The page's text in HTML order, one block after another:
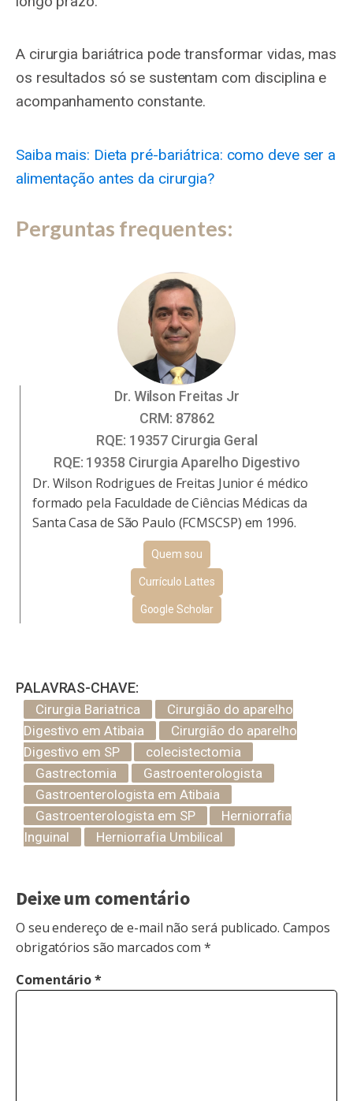
A cirurgia bariátrica pode transformar vidas, mas
os resultados só se sustentam com disciplina e
acompanhamento constante.
Saiba mais: Dieta pré-bariátrica: como deve ser a
alimentação antes da cirurgia?
Perguntas frequentes:
Dr. Wilson Freitas Jr
CRM: 87862
RQE: 19357 Cirurgia Geral
RQE: 19358 Cirurgia Aparelho Digestivo
Dr. Wilson Rodrigues de Freitas Junior é médico
formado pela Faculdade de Ciências Médicas da
Santa Casa de São Paulo (FCMSCSP) em 1996.
Quem sou
Currículo Lattes
Google Scholar
PALAVRAS-CHAVE:
Cirurgia Bariatrica
Cirurgião do aparelho
Digestivo em Atibaia
Cirurgião do aparelho
Digestivo em SP
colecistectomia
Gastrectomia
Gastroenterologista
Gastroenterologista em Atibaia
Gastroenterologista em SP
Herniorrafia
Inguinal
Herniorrafia Umbilical
Deixe um comentário
O seu endereço de e-mail não será publicado. Campos
obrigatórios são marcados com *
Comentário*